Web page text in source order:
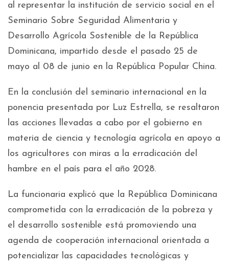
al representar la institución de servicio social en el
Seminario Sobre Seguridad Alimentaria y
Desarrollo Agrícola Sostenible de la República
Dominicana, impartido desde el pasado 25 de
mayo al 08 de junio en la República Popular China.
En la conclusión del seminario internacional en la
ponencia presentada por Luz Estrella, se resaltaron
las acciones llevadas a cabo por el gobierno en
materia de ciencia y tecnología agrícola en apoyo a
los agricultores con miras a la erradicación del
hambre en el país para el año 2028.
La funcionaria explicó que la República Dominicana
comprometida con la erradicación de la pobreza y
el desarrollo sostenible está promoviendo una
agenda de cooperación internacional orientada a
potencializar las capacidades tecnológicas y